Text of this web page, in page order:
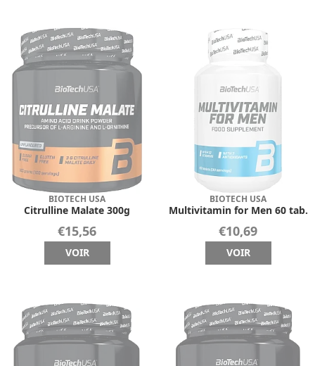
BIOTECH USA
Citrulline Malate 300g
€15,56
VOIR
BIOTECH USA
Multivitamin for Men 60 tab.
€10,69
VOIR